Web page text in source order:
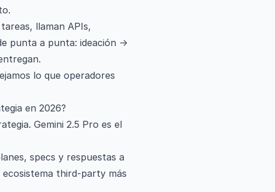
llaman APIs,
punta a punta: ideación →
lo que operadores
en 2026?
Gemini 2.5 Pro es el
specs y respuestas a
ecosistema third-party más